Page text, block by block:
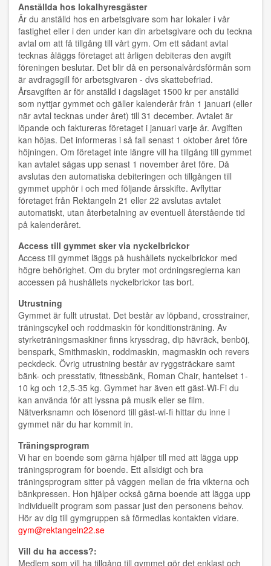
Anställda hos lokalhyresgäster
Är du anställd hos en arbetsgivare som har lokaler i vår
fastighet eller i den under kan din arbetsgivare och du teckna
avtal om att få tillgång till vårt gym. Om ett sådant avtal
tecknas åläggs företaget att årligen debiteras den avgift
föreningen beslutar. Det blir då en personalvårdsförmån som
är avdragsgill för arbetsgivaren - dvs skattebefriad.
Årsavgiften är för anställd i dagsläget 1500 kr per anställd
som nyttjar gymmet och gäller kalenderår från 1 januari (eller
när avtal tecknas under året) till 31 december. Avtalet är
löpande och faktureras företaget i januari varje år. Avgiften
kan höjas. Det informeras i så fall senast 1 oktober året före
höjningen. Om företaget inte längre vill ha tillgång till gymmet
kan avtalet sägas upp senast 1 november året före. Då
avslutas den automatiska debiteringen och tillgången till
gymmet upphör i och med följande årsskifte. Avflyttar
företaget från Rektangeln 21 eller 22 avslutas avtalet
automatiskt, utan återbetalning av eventuell återstående tid
på kalenderåret.
Access till gymmet sker via nyckelbrickor
Access till gymmet läggs på hushållets nyckelbrickor med
högre behörighet. Om du bryter mot ordningsreglerna kan
accessen på hushållets nyckelbrickor tas bort.
Utrustning
Gymmet är fullt utrustat. Det består av löpband, crosstrainer,
träningscykel och roddmaskin för konditionsträning. Av
styrketräningsmaskiner finns kryssdrag, dip hävräck, benböj,
benspark, Smithmaskin, roddmaskin, magmaskin och revers
peckdeck. Övrig utrustning består av ryggsträckare samt
bänk- och presstativ, fitnessbänk, Roman Chair, hantelset 1-
10 kg och 12,5-35 kg. Gymmet har även ett gäst-Wi-Fi du
kan använda för att lyssna på musik eller se film.
Nätverksnamn och lösenord till gäst-wi-fi hittar du inne i
gymmet när du har kommit in.
Träningsprogram
Vi har en boende som gärna hjälper till med att lägga upp
träningsprogram för boende. Ett allsidigt och bra
träningsprogram sitter på väggen mellan de fria vikterna och
bänkpressen. Hon hjälper också gärna boende att lägga upp
individuellt program som passar just den personens behov.
Hör av dig till gymgruppen så förmedlas kontakten vidare.
gym@rektangeln22.se
Vill du ha access?:
Medlem som vill ha tillgång till gymmet gör det enklast och